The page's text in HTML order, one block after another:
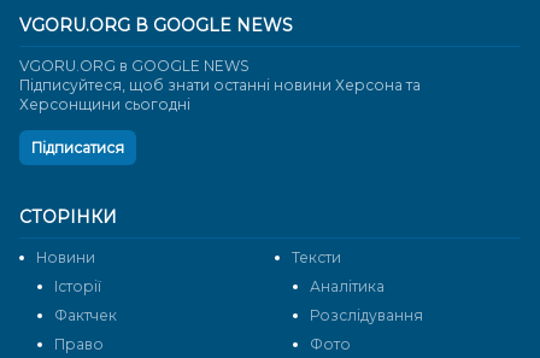
СТОРІНКИ
Новини
Тексти
Історії
Аналітика
Фактчек
Розслідування
Право
Фото
VGORU.ORG В GOOGLE NEWS
VGORU.ORG в GOOGLE NEWS
Підписуйтеся, щоб знати останні новини Херсона та
Херсонщини сьогодні
Підписатися